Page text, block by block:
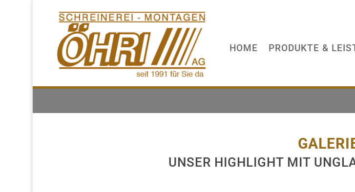
HOME PRODUKTE &
UNSER HIGHLIGHT MIT